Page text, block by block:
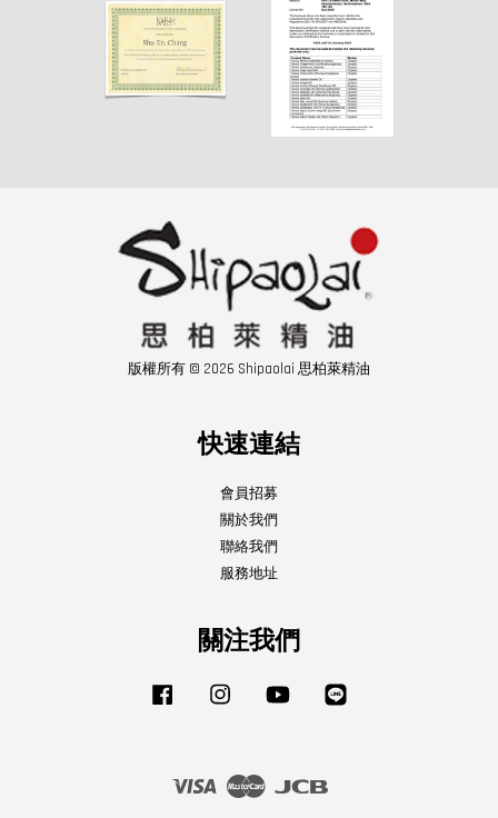
版權所有 © 2026 Shipaolai 思柏萊精油
快速連結
會員招募
關於我們
聯絡我們
服務地址
關注我們
Facebook Instagram YouTube
Visa Master